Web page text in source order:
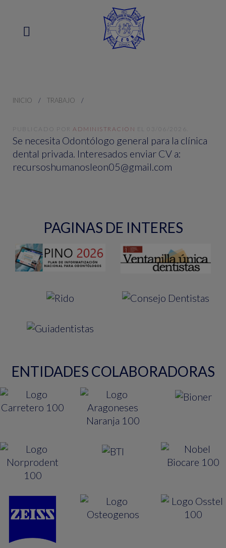
INICIO TRABAJO
PUBLICADO POR ADMINISTRACION EL 03/06/2026
Se necesita Odontólogo general para la clínica
dental privada. Interesados enviar CV a:
recursoshumanosleon05@gmail.com
PAGINAS DE INTERES
ENTIDADES COLABORADORAS